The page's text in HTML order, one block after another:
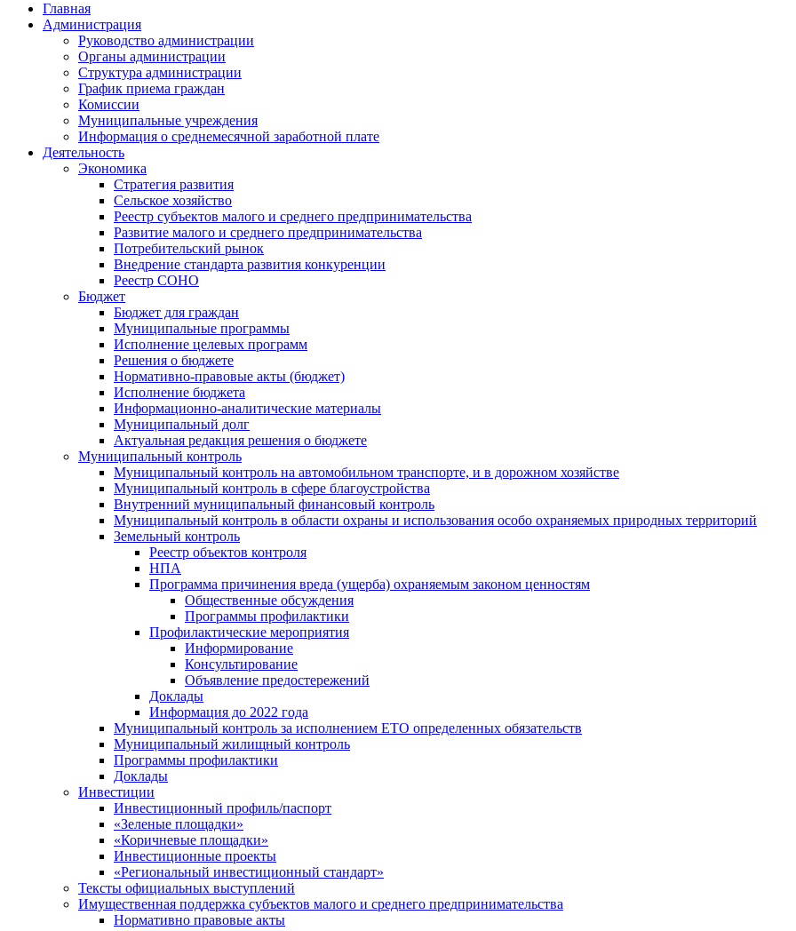
Главная
Администрация
Руководство администрации
Органы администрации
Структура администрации
График приема граждан
Комиссии
Муниципальные учреждения
Информация о среднемесячной заработной плате
Деятельность
Экономика
Стратегия развития
Сельское хозяйство
Реестр субъектов малого и среднего предпринимательства
Развитие малого и среднего предпринимательства
Потребительский рынок
Внедрение стандарта развития конкуренции
Реестр СОНО
Бюджет
Бюджет для граждан
Муниципальные программы
Исполнение целевых программ
Решения о бюджете
Нормативно-правовые акты (бюджет)
Исполнение бюджета
Информационно-аналитические материалы
Муниципальный долг
Актуальная редакция решения о бюджете
Муниципальный контроль
Муниципальный контроль на автомобильном транспорте, и в дорожном хозяйстве
Муниципальный контроль в сфере благоустройства
Внутренний муниципальный финансовый контроль
Муниципальный контроль в области охраны и использования особо охраняемых природных территорий
Земельный контроль
Реестр объектов контроля
НПА
Программа причинения вреда (ущерба) охраняемым законом ценностям
Общественные обсуждения
Программы профилактики
Профилактические мероприятия
Информирование
Консультирование
Объявление предостережений
Доклады
Информация до 2022 года
Муниципальный контроль за исполнением ЕТО определенных обязательств
Муниципальный жилищный контроль
Программы профилактики
Доклады
Инвестиции
Инвестиционный профиль/паспорт
«Зеленые площадки»
«Коричневые площадки»
Инвестиционные проекты
«Региональный инвестиционный стандарт»
Тексты официальных выступлений
Имущественная поддержка субъектов малого и среднего предпринимательства
Нормативно правовые акты